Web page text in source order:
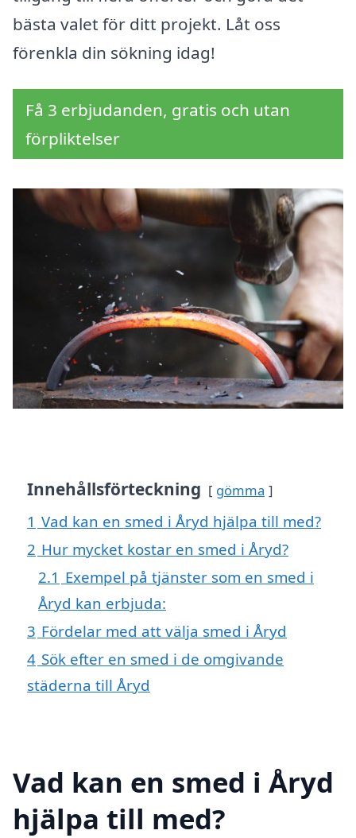
bästa valet för ditt projekt. Låt oss
förenkla din sökning idag!
Få 3 erbjudanden, gratis och utan
förpliktelser
Innehållsförteckning gömma
1 Vad kan en smed i Åryd hjälpa till med?
2 Hur mycket kostar en smed i Åryd?
2.1 Exempel på tjänster som en smed i
Åryd kan erbjuda:
3 Fördelar med att välja smed i Åryd
4 Sök efter en smed i de omgivande
städerna till Åryd
Vad kan en smed i Åryd
hjälpa till med?